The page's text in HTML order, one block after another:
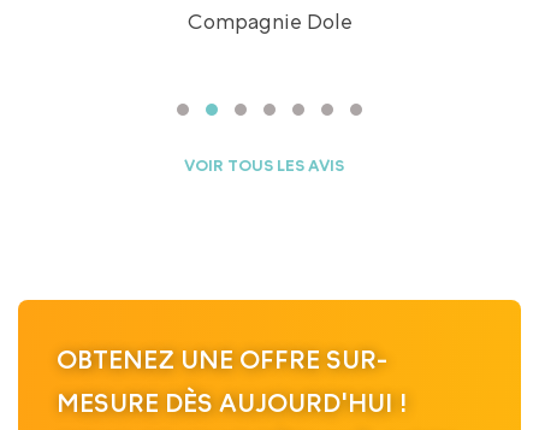
Compagnie Tours
VOIR TOUS LES AVIS
OBTENEZ UNE OFFRE SUR-
MESURE DÈS AUJOURD'HUI !